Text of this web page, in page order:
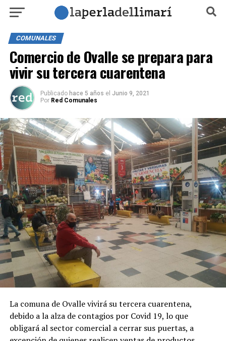
COMUNALES
Comercio de Ovalle se prepara para
vivir su tercera cuarentena
Publicado hace 5 años el Junio 9, 2021
Por Red Comunales
La comuna de Ovalle vivirá su tercera cuarentena,
debido a la alza de contagios por Covid 19, lo que
obligará al sector comercial a cerrar sus puertas, a